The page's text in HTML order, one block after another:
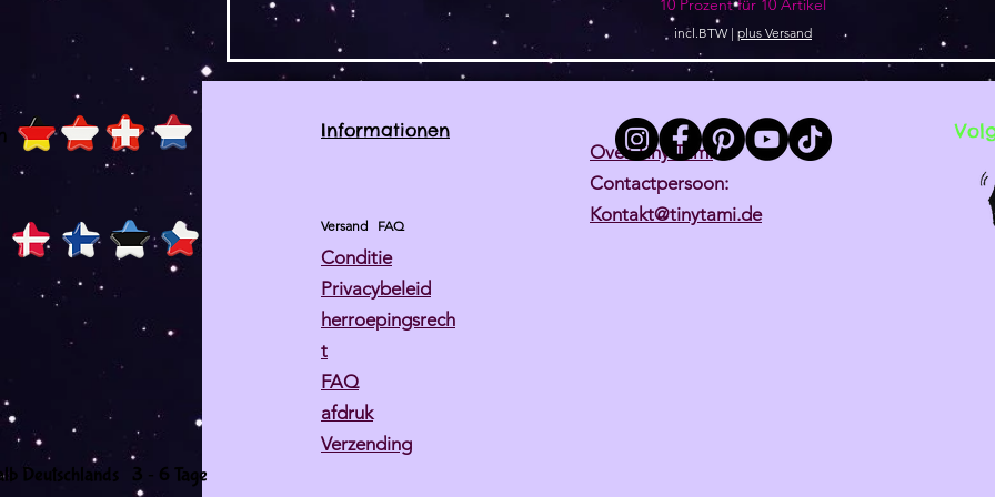
10 Prozent für 10 Artikel
incl.BTW | plus Versand
Deutschlands 3 - 6 Tage
Informationen
Versand FAQ
Conditie
Privacybeleid
herroepingsrech
t
FAQ
afdruk
Verzending
Over Tiny Tami
Contactpersoon:
Kontakt@tinytami.de